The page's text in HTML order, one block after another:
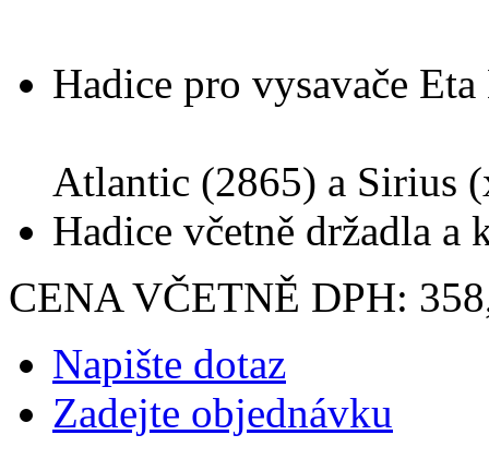
Hadice pro vysavače
Atlantic (2865) a Sirius
Hadice včetně držadla a
CENA VČETNĚ DPH:
Napište dotaz
Zadejte objednávku